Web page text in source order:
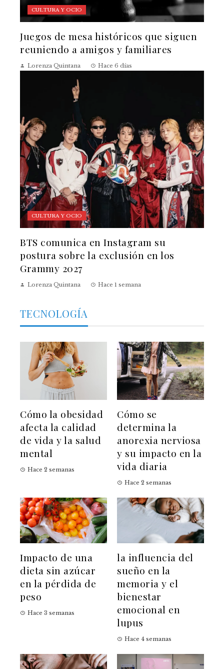
CULTURA Y OCIO
Juegos de mesa históricos que siguen
reuniendo a amigos y familiares
Lorenza Quintana Hace 6 días
CULTURA Y OCIO
BTS comunica en Instagram su
postura sobre la exclusión en los
Grammy 2027
Lorenza Quintana Hace 1 semana
TECNOLOGÍA
Cómo la obesidad
afecta la calidad
de vida y la salud
mental
Hace 2 semanas
Cómo se
determina la
anorexia nerviosa
y su impacto en la
vida diaria
Hace 2 semanas
Impacto de una
dieta sin azúcar
en la pérdida de
peso
Hace 3 semanas
la influencia del
sueño en la
memoria y el
bienestar
emocional en
lupus
Hace 4 semanas